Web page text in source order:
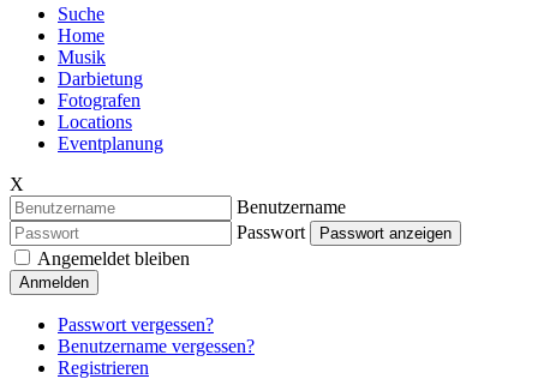
Suche
Home
Musik
Darbietung
Fotografen
Locations
Eventplanung
X
Benutzername
Passwort
Passwort anzeigen
Angemeldet bleiben
Anmelden
Passwort vergessen?
Benutzername vergessen?
Registrieren